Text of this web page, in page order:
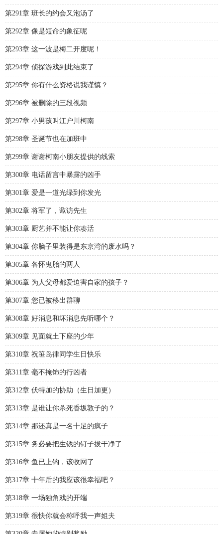
第291章 班长的约会又泡汤了
第292章 像是短命的象征呢
第293章 这一波是梅二开度呢！
第294章 侦探游戏到此结束了
第295章 你有什么资格说我谨慎？
第296章 被删除的三段视频
第297章 小男孩叫江户川柯南
第298章 圣诞节也在加班中
第299章 谢谢柯南小朋友提供的线索
第300章 电话留言中暴露的凶手
第301章 爱是一道光绿到你发光
第302章 将军了，诹访先生
第303章 厨艺并不能让你凑活
第304章 你脑子里装得是东京湾的废水吗？
第305章 各怀鬼胎的两人
第306章 为人父母都爱迫害自家的孩子？
第307章 您已被移出群聊
第308章 好消息和坏消息先听哪个？
第309章 见面就土下座的少年
第310章 祝笹岛律同学生日快乐
第311章 毫不掩饰的行凶者
第312章 伏特加的协助（生日加更）
第313章 是谁让你杀死香坂敦子的？
第314章 那还真是一名十足的疯子
第315章 务必要把生锈的钉子拔干净了
第316章 鱼已上钩，该收网了
第317章 十年后的我应该很幸福吧？
第318章 一场独角戏的开端
第319章 很快你就会称呼我一声姐夫